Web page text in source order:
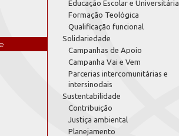
Educação Escolar e Universitária
Formação Teológica
Qualificação funcional
Solidariedade
Campanhas de Apoio
Campanha Vai e Vem
Parcerias intercomunitárias e
intersinodais
Sustentabilidade
Contribuição
Justiça ambiental
Planejamento